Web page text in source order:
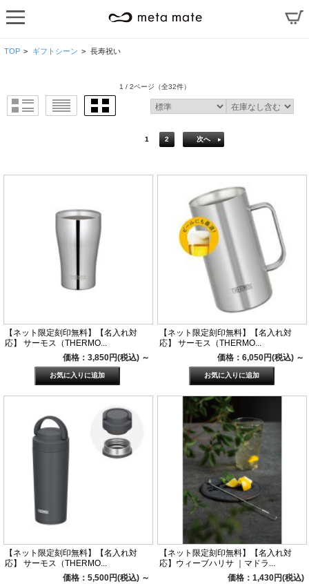
TOP > ギフトシーン > 長寿祝い
1 / 2ページ （全32件）
1 2 次へ
【ネット限定刻印無料】【名入れ対
応】 サーモス（THERMO...
価格：3,850円(税込) ～
【ネット限定刻印無料】【名入れ対
応】 サーモス（THERMO...
価格：6,050円(税込) ～
【ネット限定刻印無料】【名入れ対
応】 サーモス（THERMO...
価格：5,500円(税込) ～
【ネット限定刻印無料】【名入れ対
応】ウィーブハリサ ｜マドラ...
価格：1,430円(税込)